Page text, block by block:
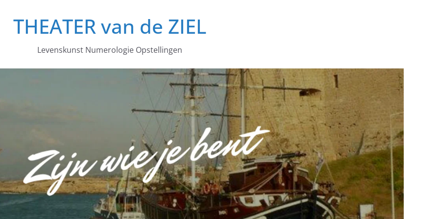
THEATER van de ZIEL
Levenskunst Numerologie Opstellingen